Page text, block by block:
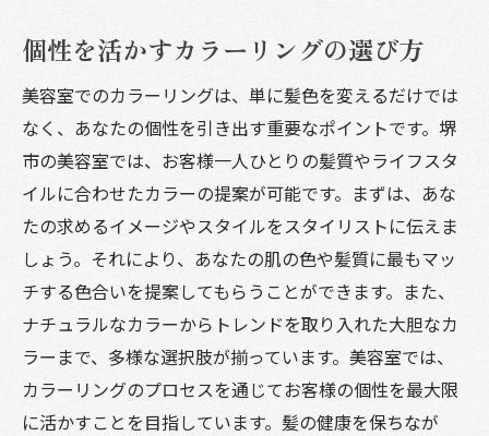
個性を活かすカラーリングの選び方
美容室でのカラーリングは、単に髪色を変えるだけでは
なく、あなたの個性を引き出す重要なポイントです。堺
市の美容室では、お客様一人ひとりの髪質やライフスタ
イルに合わせたカラーの提案が可能です。まずは、あな
たの求めるイメージやスタイルをスタイリストに伝えま
しょう。それにより、あなたの肌の色や髪質に最もマッ
チする色合いを提案してもらうことができます。また、
ナチュラルなカラーからトレンドを取り入れた大胆なカ
ラーまで、多様な選択肢が揃っています。美容室では、
カラーリングのプロセスを通じてお客様の個性を最大限
に活かすことを目指しています。髪の健康を保ちなが